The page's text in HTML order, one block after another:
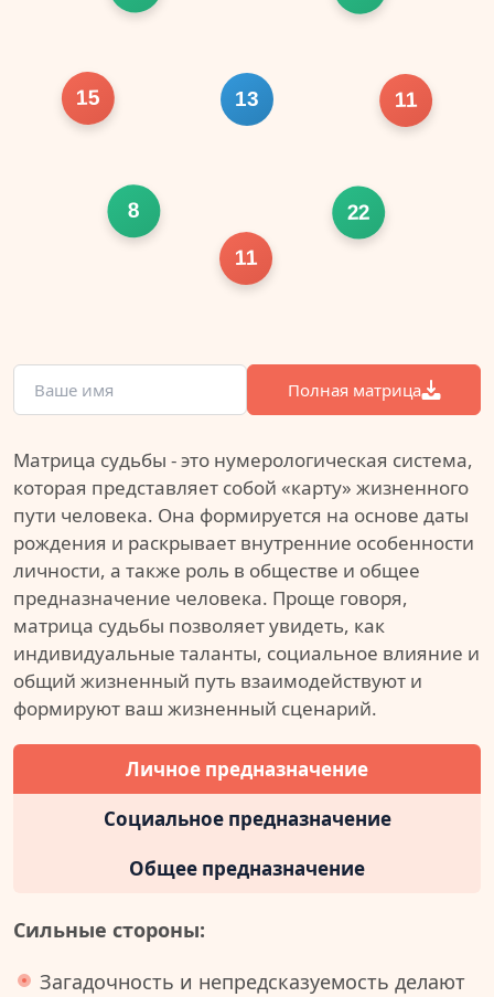
15 11
11
22
8
13
Полная матрица
Матрица судьбы - это нумерологическая система,
которая представляет собой «карту» жизненного
пути человека. Она формируется на основе даты
рождения и раскрывает внутренние особенности
личности, а также роль в обществе и общее
предназначение человека. Проще говоря,
матрица судьбы позволяет увидеть, как
индивидуальные таланты, социальное влияние и
общий жизненный путь взаимодействуют и
формируют ваш жизненный сценарий.
Личное предназначение
Социальное предназначение
Общее предназначение
Сильные стороны:
Загадочность и непредсказуемость делают